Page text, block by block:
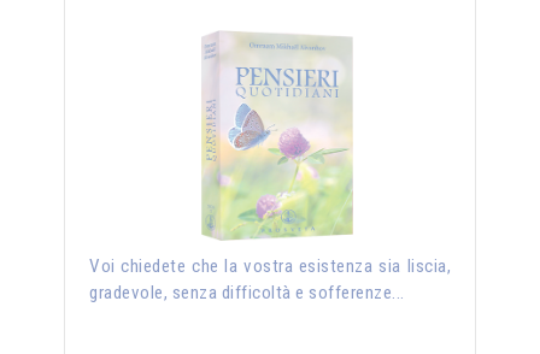
Voi chiedete che la vostra esistenza sia liscia,
gradevole, senza difficoltà e sofferenze...